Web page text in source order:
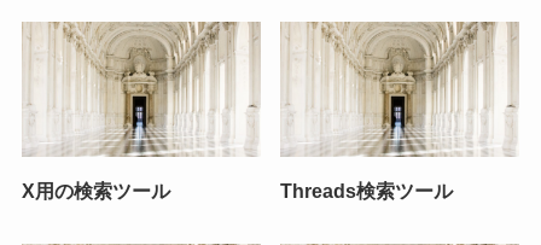
X用の検索ツール Threads検索ツール